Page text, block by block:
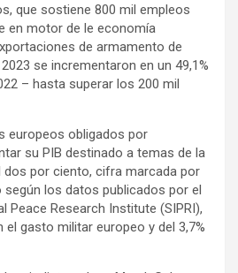
que sostiene 800 mil empleos
en motor de le economía
de armamento de
se incrementaron en un 49,1%
– hasta superar los 200 mil
europeos obligados por
su PIB destinado a temas de la
dos por ciento, cifra marcada por
según los datos publicados por el
Peace Research Institute (SIPRI),
el gasto militar europeo y del 3,7%